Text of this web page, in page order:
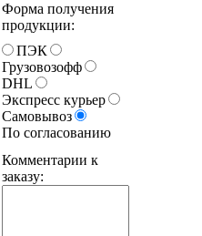
Форма получения
продукции:
ПЭК
Грузовозофф
DHL
Экспресс курьер
Самовывоз
По согласованию
Комментарии к
заказу: